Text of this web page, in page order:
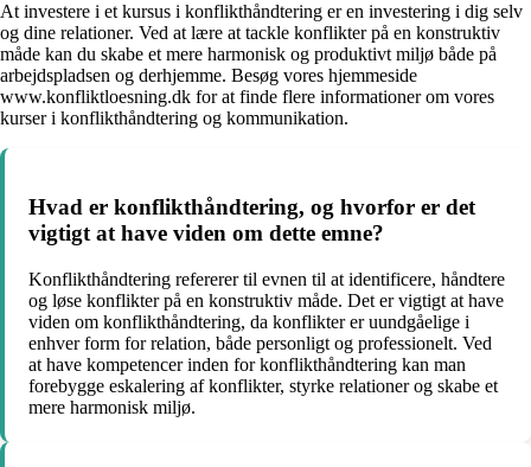
At investere i et kursus i konflikthåndtering er en investering i dig selv
og dine relationer. Ved at lære at tackle konflikter på en konstruktiv
måde kan du skabe et mere harmonisk og produktivt miljø både på
arbejdspladsen og derhjemme. Besøg vores hjemmeside
www.konfliktloesning.dk for at finde flere informationer om vores
kurser i konflikthåndtering og kommunikation.
Hvad er konflikthåndtering, og hvorfor er det
vigtigt at have viden om dette emne?
Konflikthåndtering refererer til evnen til at identificere, håndtere
og løse konflikter på en konstruktiv måde. Det er vigtigt at have
viden om konflikthåndtering, da konflikter er uundgåelige i
enhver form for relation, både personligt og professionelt. Ved
at have kompetencer inden for konflikthåndtering kan man
forebygge eskalering af konflikter, styrke relationer og skabe et
mere harmonisk miljø.